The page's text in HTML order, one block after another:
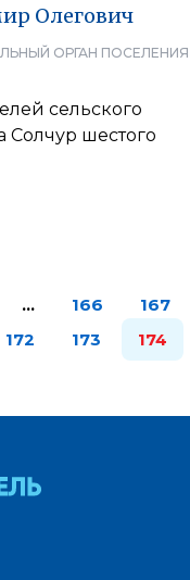
Олегович
ОРГАН ПОСЕЛЕНИЯ
сельского
Солчур шестого
… 166
167
172 173 174